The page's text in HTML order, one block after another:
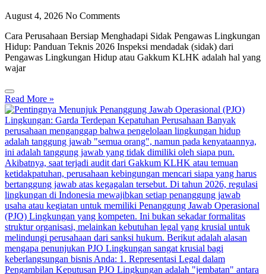
August 4, 2026 No Comments
Cara Perusahaan Bersiap Menghadapi Sidak Pengawas Lingkungan
Hidup: Panduan Teknis 2026 Inspeksi mendadak (sidak) dari
Pengawas Lingkungan Hidup atau Gakkum KLHK adalah hal yang
wajar
Read More »